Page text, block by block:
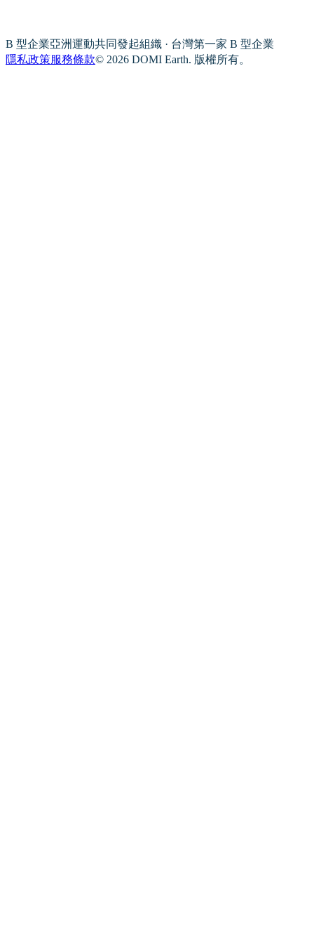
B 型企業亞洲運動共同發起組織 · 台灣第一家 B 型企業
隱私政策服務條款© 2026 DOMI Earth. 版權所有。